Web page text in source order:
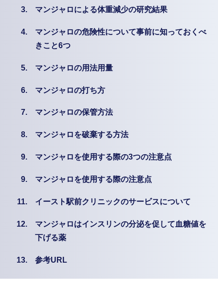
3. マンジャロによる体重減少の研究結果
4.
マンジャロの危険性について事前に知っておくべ
きこと6つ
5. マンジャロの用法用量
6. マンジャロの打ち方
7. マンジャロの保管方法
8. マンジャロを破棄する方法
9. マンジャロを使用する際の3つの注意点
9. マンジャロを使用する際の注意点
11. イースト駅前クリニックのサービスについて
12.
マンジャロはインスリンの分泌を促して血糖値を
下げる薬
13. 参考URL